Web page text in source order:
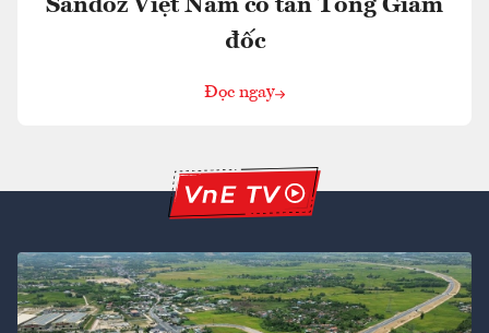
Sandoz Việt Nam có tân Tổng Giám
đốc
Đọc ngay